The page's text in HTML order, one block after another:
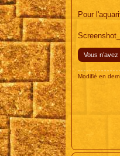
Pour
Vous
Modifié en